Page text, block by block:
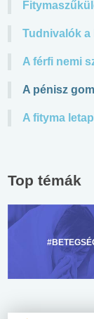
Tudnivalók a
A férfi nemi
A pénisz
A fityma
Top témák